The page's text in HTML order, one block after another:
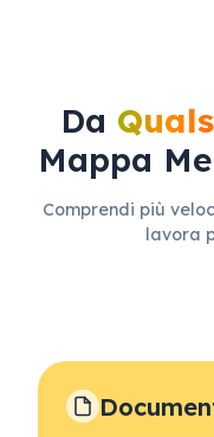
Da
Mappa
Comprendi più
lavora